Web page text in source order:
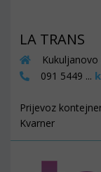
LA TRANS
091 5449 ...
Prijevoz
Kvarner